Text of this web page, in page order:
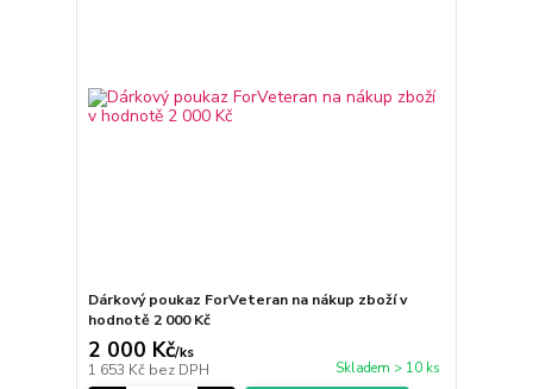
Dárkový poukaz ForVeteran na nákup zboží v
hodnotě 2 000 Kč
2 000 Kč/ks
1 653 Kč bez DPH Skladem > 10 ks